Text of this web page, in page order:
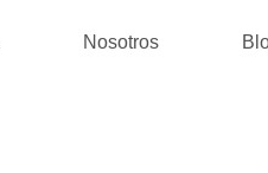
Nosotros